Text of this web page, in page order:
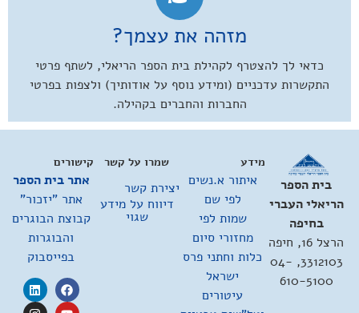
מזהה את עצמך?
כדאי לך להצטרף לקהילת בית הספר הריאלי, לשתף פרטי
התקשרות עדכניים (ומידע נוסף על אודותיך) ולצפות בפרטי
החברות והחברים בקהילה.
בית הספר
הריאלי העברי
בחיפה
הרצל 16, חיפה
3312103, 04-
610-5100
מידע
איתור א.נשים
לפי שם
שמות לפי
מחזורי סיום
כלות וחתני פרס
ישראל
עיטורים
קישורים
אתר בית הספר
אתר "יזכור"
קבוצת הבוגרים
והבוגרות
בפייסבוק
שמרו על קשר
יצירת קשר
דיווח על מידע
שגוי